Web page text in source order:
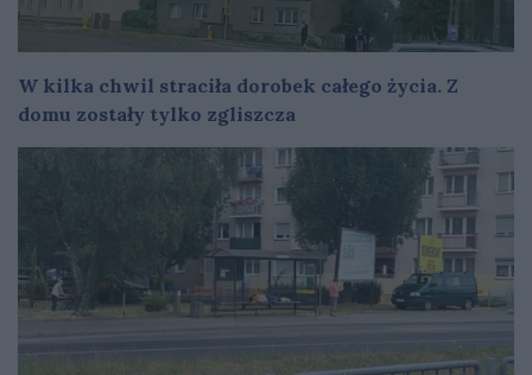
W kilka chwil straciła dorobek całego życia. Z
domu zostały tylko zgliszcza